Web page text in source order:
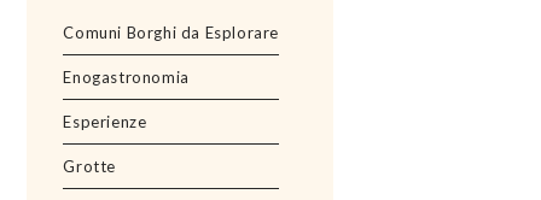
Comuni Borghi da Esplorare
Enogastronomia
Esperienze
Grotte